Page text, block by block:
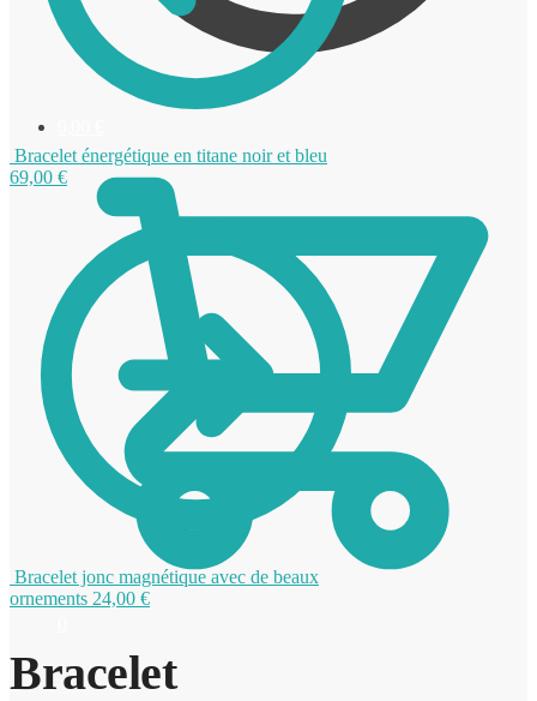
Bracelet énergétique en titane noir et bleu
69,00 €
Bracelet jonc magnétique avec de beaux
ornements 24,00 €
Bracelet